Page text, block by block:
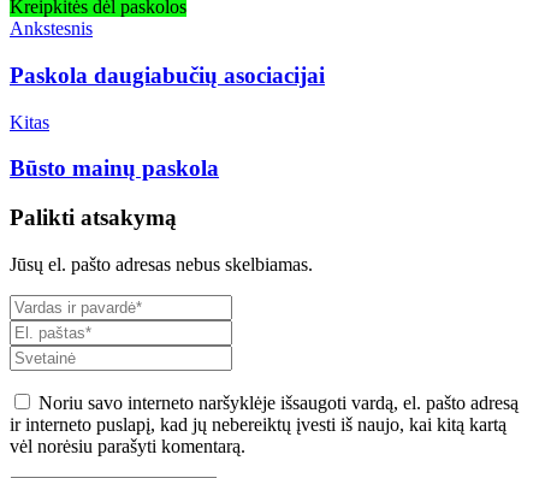
Kreipkitės dėl paskolos
Ankstesnis
Paskola daugiabučių asociacijai
Kitas
Būsto mainų paskola
Palikti atsakymą
Jūsų el. pašto adresas nebus skelbiamas.
Noriu savo interneto naršyklėje išsaugoti vardą, el. pašto adresą
ir interneto puslapį, kad jų nebereiktų įvesti iš naujo, kai kitą kartą
vėl norėsiu parašyti komentarą.